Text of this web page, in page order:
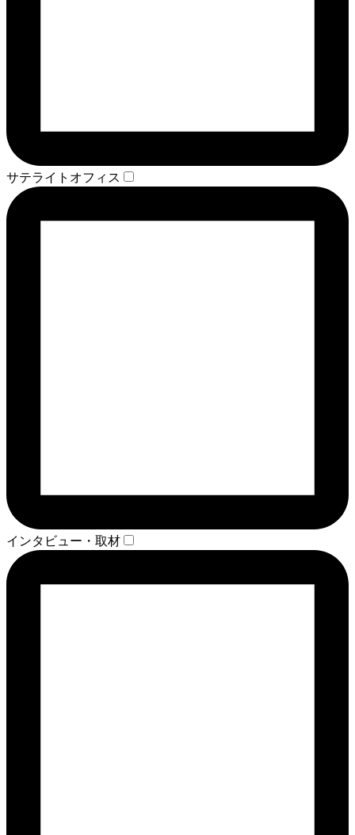
サテライトオフィス
インタビュー・取材